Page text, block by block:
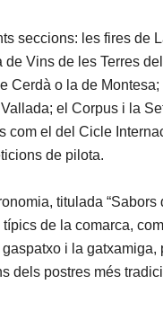
seccions: les fires de
Vins de les Terres
Cerdà o la de
el Corpus i la
com el del Cicle
de pilota.
titulada
de la comarca,
i la
dels postres més